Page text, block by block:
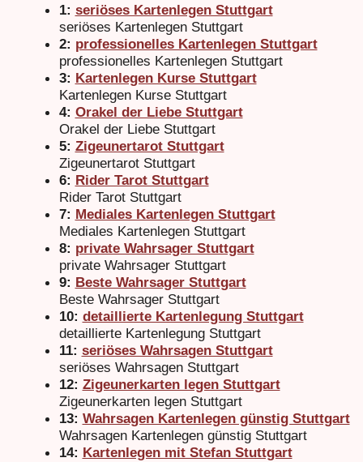
1: seriöses Kartenlegen Stuttgart
seriöses Kartenlegen Stuttgart
2: professionelles Kartenlegen Stuttgart
professionelles Kartenlegen Stuttgart
3: Kartenlegen Kurse Stuttgart
Kartenlegen Kurse Stuttgart
4: Orakel der Liebe Stuttgart
Orakel der Liebe Stuttgart
5: Zigeunertarot Stuttgart
Zigeunertarot Stuttgart
6: Rider Tarot Stuttgart
Rider Tarot Stuttgart
7: Mediales Kartenlegen Stuttgart
Mediales Kartenlegen Stuttgart
8: private Wahrsager Stuttgart
private Wahrsager Stuttgart
9: Beste Wahrsager Stuttgart
Beste Wahrsager Stuttgart
10: detaillierte Kartenlegung Stuttgart
detaillierte Kartenlegung Stuttgart
11: seriöses Wahrsagen Stuttgart
seriöses Wahrsagen Stuttgart
12: Zigeunerkarten legen Stuttgart
Zigeunerkarten legen Stuttgart
13: Wahrsagen Kartenlegen günstig Stuttgart
Wahrsagen Kartenlegen günstig Stuttgart
14: Kartenlegen mit Stefan Stuttgart